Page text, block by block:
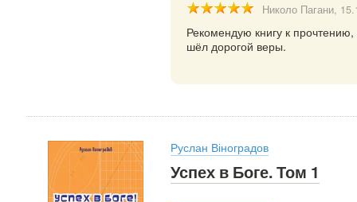
Николо Пагани,
Рекомендую книгу к
шёл дорогой веры.
Руслан Віноградов
Успех в Боге. Том 1